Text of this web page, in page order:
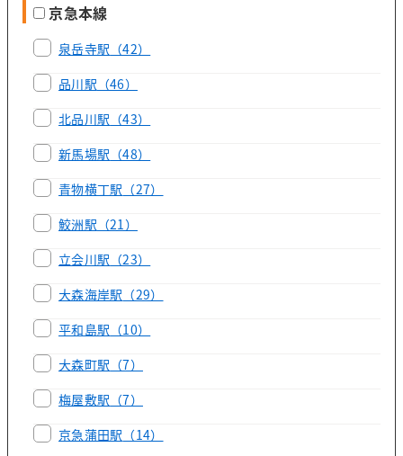
京急本線
泉岳寺駅 （42）
品川駅 （46）
北品川駅 （43）
新馬場駅 （48）
青物横丁駅 （27）
鮫洲駅 （21）
立会川駅 （23）
大森海岸駅 （29）
平和島駅 （10）
大森町駅 （7）
梅屋敷駅 （7）
京急蒲田駅 （14）